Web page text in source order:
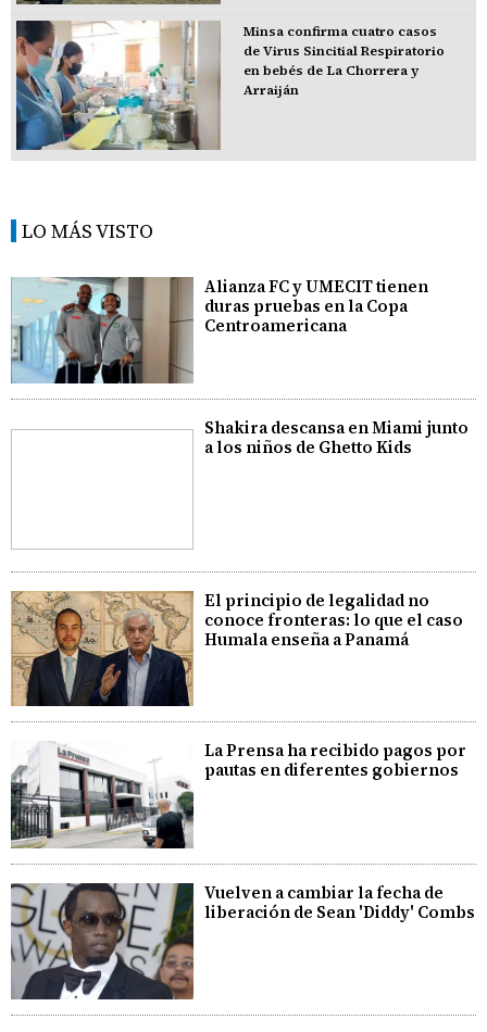
Minsa confirma cuatro casos
de Virus Sincitial Respiratorio
en bebés de La Chorrera y
Arraiján
LO MÁS VISTO
Alianza FC y UMECIT tienen
duras pruebas en la Copa
Centroamericana
Shakira descansa en Miami junto
a los niños de Ghetto Kids
El principio de legalidad no
conoce fronteras: lo que el caso
Humala enseña a Panamá
La Prensa ha recibido pagos por
pautas en diferentes gobiernos
Vuelven a cambiar la fecha de
liberación de Sean 'Diddy' Combs